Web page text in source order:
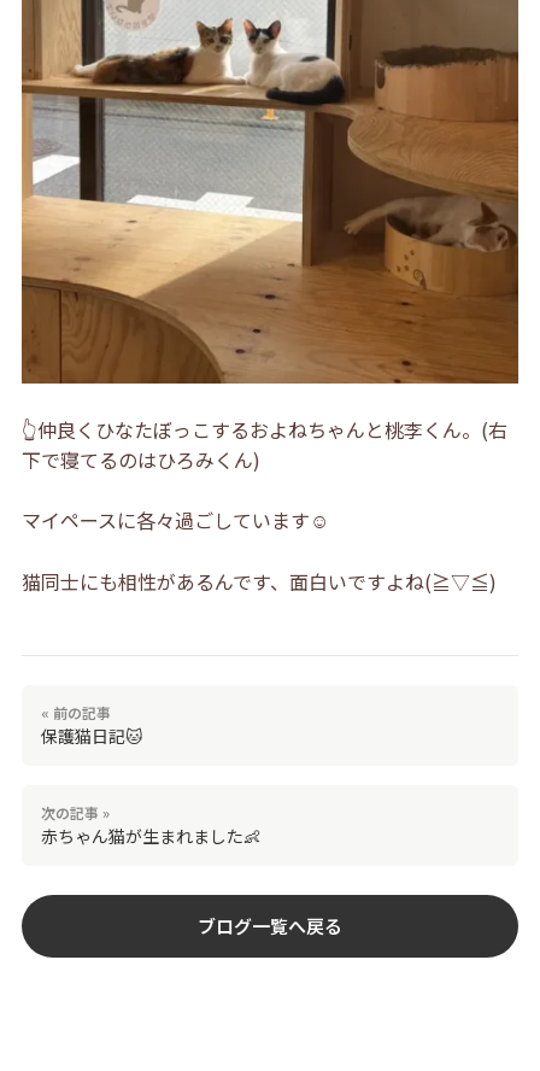
👆仲良くひなたぼっこするおよねちゃんと桃李くん。(右
下で寝てるのはひろみくん)
マイペースに各々過ごしています☺
猫同士にも相性があるんです、面白いですよね(≧▽≦)
« 前の記事
保護猫日記🐱
次の記事 »
赤ちゃん猫が生まれました👶
ブログ一覧へ戻る